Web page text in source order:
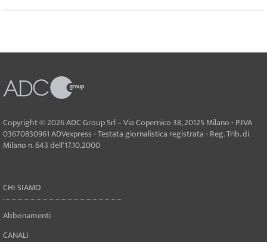
Copyright © 2026 ADC Group Srl – Via Copernico 38, 20125 Milano - P.IVA
03670830961 ADVexpress - Testata giornalistica registrata - Reg. Trib. di
Milano n. 643 dell'17.10.2000
CHI SIAMO
Abbonamenti
CANALI